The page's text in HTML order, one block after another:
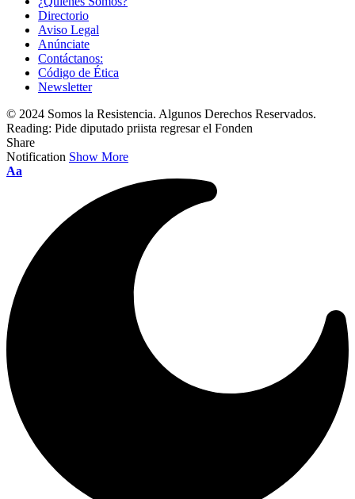
Directorio
Aviso Legal
Anúnciate
Contáctanos:
Código de Ética
Newsletter
© 2024 Somos la Resistencia. Algunos Derechos Reservados.
Reading: Pide diputado priista regresar el Fonden
Share
Notification Show More
Font
Aa